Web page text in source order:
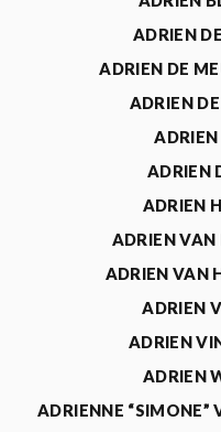
ADRIEN
ADRIEN DE
ADRIEN
ADRIEN
ADRIEN
ADRIEN
ADRIEN VAN
ADRIEN VAN
ADRIEN
ADRIEN
ADRIEN
ADRIENNE “SIMONE”